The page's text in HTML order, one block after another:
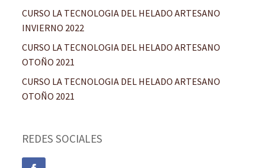
CURSO LA TECNOLOGIA DEL HELADO ARTESANO
INVIERNO 2022
CURSO LA TECNOLOGIA DEL HELADO ARTESANO
OTOÑO 2021
CURSO LA TECNOLOGIA DEL HELADO ARTESANO
OTOÑO 2021
REDES SOCIALES